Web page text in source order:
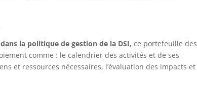
la politique de gestion de la DSI, ce portefeuille des
comme : le calendrier des activités et de ses
et ressources nécessaires, l’évaluation des impacts et